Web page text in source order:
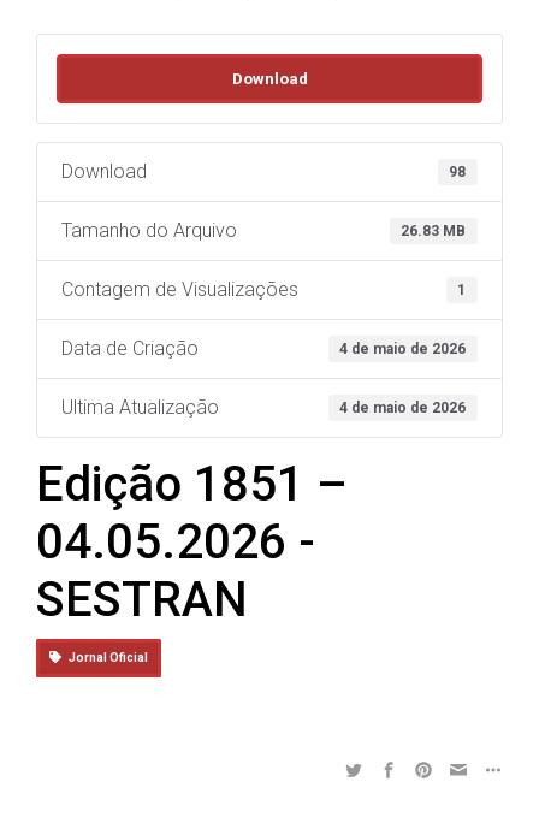
Download
Download 98
Tamanho do Arquivo 26.83 MB
Contagem de Visualizações 1
Data de Criação 4 de maio de 2026
Ultima Atualização 4 de maio de 2026
Edição 1851 –
04.05.2026 -
SESTRAN
Jornal Oficial